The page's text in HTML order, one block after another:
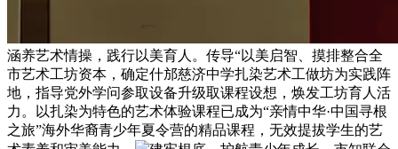
涵养艺术情操，践行以美育人。传导“以美启智、摸排整合全
市艺术工坊资本，确定什邡慈济中学扎染艺术工做坊为实践阵
地，指导党外学问参取设备升级取课程设想，焕发工坊育人活
力。以扎染为特色的艺术体验课程已成为“亲情中华·中国寻根
之旅”海外华裔青少年夏令营的精品课程，无效提拔学生的艺